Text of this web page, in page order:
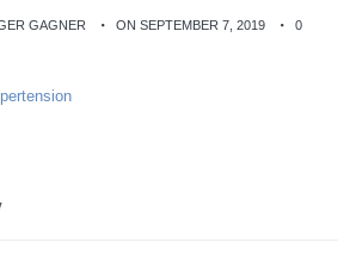
GAGNER ON SEPTEMBER 7, 2019 0